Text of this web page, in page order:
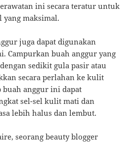
ini secara teratur untuk
yang maksimal.
juga dapat digunakan
Campurkan buah anggur yang
sedikit gula pasir atau
secara perlahan ke kulit
buah anggur ini dapat
sel-sel kulit mati dan
lebih halus dan lembut.
seorang beauty blogger